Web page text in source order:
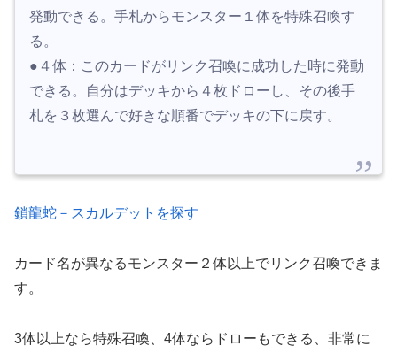
発動できる。手札からモンスター１体を特殊召喚す
る。
●４体：このカードがリンク召喚に成功した時に発動
できる。自分はデッキから４枚ドローし、その後手
札を３枚選んで好きな順番でデッキの下に戻す。
鎖龍蛇－スカルデットを探す
カード名が異なるモンスター２体以上でリンク召喚できま
す。
3体以上なら特殊召喚、4体ならドローもできる、非常に